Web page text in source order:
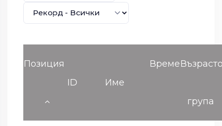
Позиция
ID
Име
Време
група